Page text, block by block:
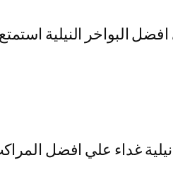
البواخر النيلية
غداء علي افضل